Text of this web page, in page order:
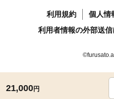
21,000円
利用規約
個人情
利用者情報の外部送